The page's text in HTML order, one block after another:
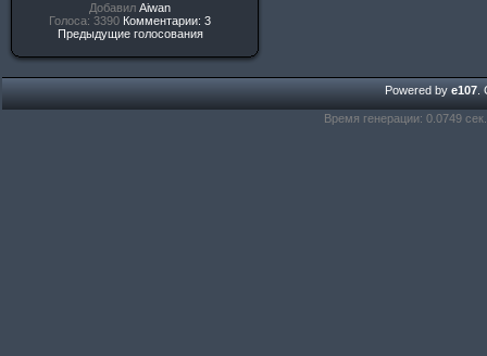
Добавил Aiwan
Голоса: 3390 Комментарии: 3
Предыдущие голосования
Powered by e107
Время генерации: 0.0749